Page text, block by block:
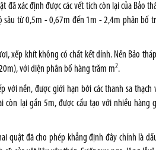
đã xác định đ­ược các vết tích còn lại của Bảo
sâu từ 0,5m - 0,67m đến 1m - 2,4m phân bố
xếp khít không có chất kết dính. Nền Bảo
với diện phân bố hàng trăm m2.
nền, đư­ợc giới hạn bởi các thanh sa
còn lại gần 5m, đ­ược cấu tạo với nhiều
quật đã cho phép khẳng định đây chính là